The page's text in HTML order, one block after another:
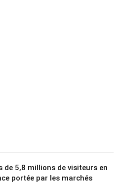
de 5,8 millions de visiteurs en
portée par les marchés